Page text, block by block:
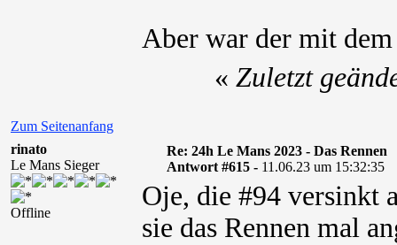
Aber war der mit
Zum Seitenanfang
« Zuletzt
rinato
Le Mans Sieger
Offline
Re: 24h Le Mans 2023 - Das Rennen
Antwort #615 - 11.06.23 um 15:32:35
Oje, die #94 versinkt
sie das Rennen mal